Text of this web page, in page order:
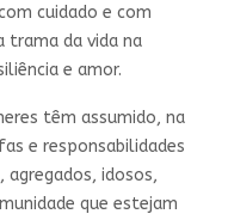
cuidado e com
trama da vida na
e amor.
têm assumido, na
e responsabilidades
idosos,
que estejam